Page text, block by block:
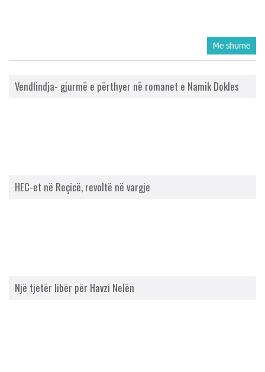
Me shume
Vendlindja- gjurmë e përthyer në romanet e Namik Dokles
HEC-et në Reçicë, revoltë në vargje
Një tjetër libër për Havzi Nelën